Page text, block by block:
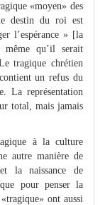
«moyen» des
destin du roi est
l’espérance » [la
qu’il serait
tragique chrétien
un refus du
La représentation
total, mais jamais
à la culture
autre manière de
la naissance de
pour penser la
ont aussi